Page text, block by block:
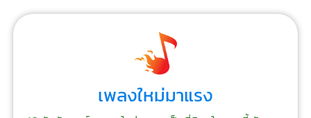
เพลงใหม่มาแรง